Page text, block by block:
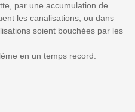
par une accumulation de
les canalisations, ou dans
soient bouchées par les
en un temps record.